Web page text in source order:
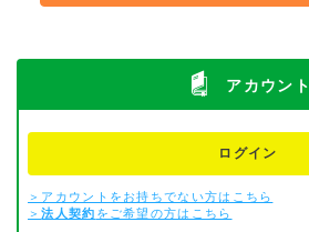
アカウント
ログイン
＞アカウントをお持ちでない方はこちら
＞法人契約 をご希望の方はこちら